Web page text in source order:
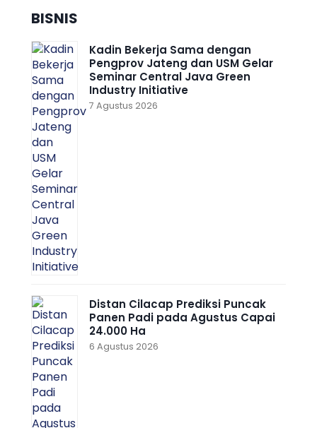
BISNIS
Kadin Bekerja Sama dengan
Pengprov Jateng dan USM Gelar
Seminar Central Java Green
Industry Initiative
7 Agustus 2026
Distan Cilacap Prediksi Puncak
Panen Padi pada Agustus Capai
24.000 Ha
6 Agustus 2026